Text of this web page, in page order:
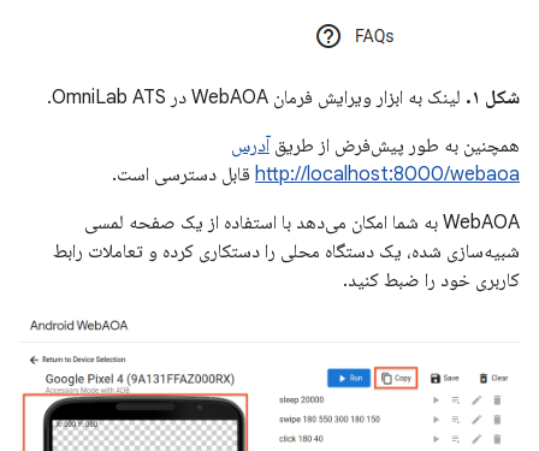
شکل ۱.
لینک به ابزار ویرایش فرمان WebAOA در OmniLab ATS.
همچنین به طور پیش‌فرض از طریق آدرس
http://localhost:8000/webaoa قابل دسترسی است.
WebAOA به شما امکان می‌دهد با استفاده از یک صفحه لمسی
شبیه‌سازی شده، یک دستگاه محلی را دستکاری کرده و تعاملات رابط
کاربری خود را ضبط کنید.